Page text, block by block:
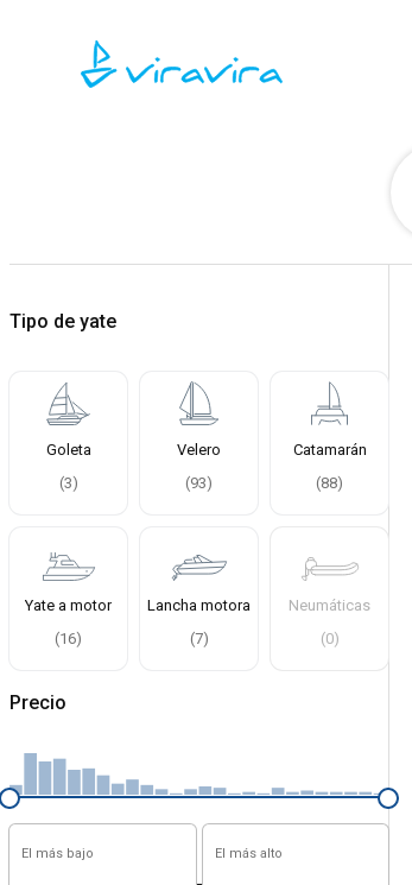
Tipo de yate
Goleta
(3)
Velero
(93)
Catamarán
(88)
Yate a motor
(16)
Lancha motora
(7)
Neumáticas
(0)
Precio
El más bajo El más alto